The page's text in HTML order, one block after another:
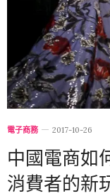
電子商務 2017-10-26
中國電商如
消費者的新